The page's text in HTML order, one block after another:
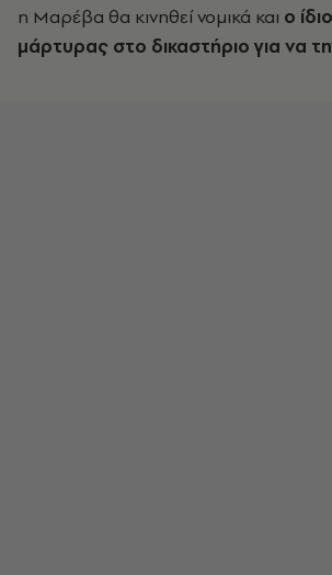
η Μαρέβα θα κινηθεί νομικά και ο
μάρτυρας στο δικαστήριο για να